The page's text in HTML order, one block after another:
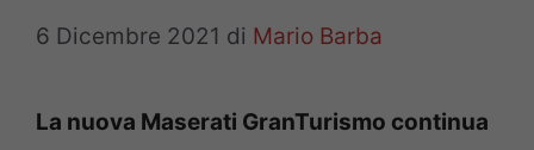
6 Dicembre 2021 di Mario Barba
La nuova Maserati GranTurismo continua